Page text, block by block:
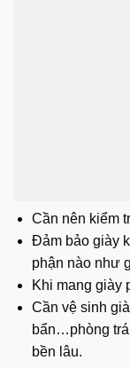
Cần nên kiểm
Đảm bảo giày
phận nào như
Khi mang giày
Cần vệ sinh
bẩn…phòng
bền lâu.